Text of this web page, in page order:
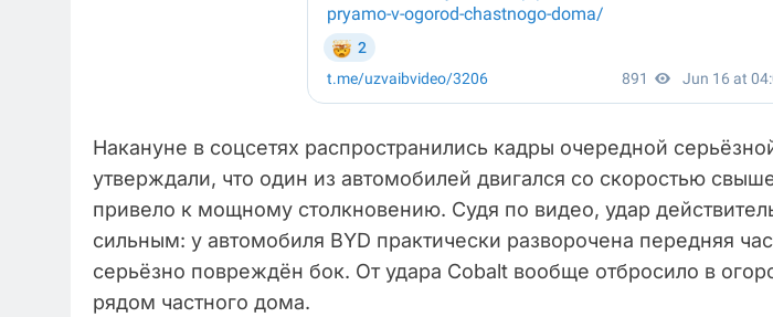
Накануне в соцсетях распространились кадры очередной
утверждали, что один из автомобилей двигался со скоростью
привело к мощному столкновению. Судя по видео, удар
сильным: у автомобиля BYD практически разворочена передняя
серьёзно повреждён бок. От удара Cobalt вообще отбросило в
рядом частного дома.